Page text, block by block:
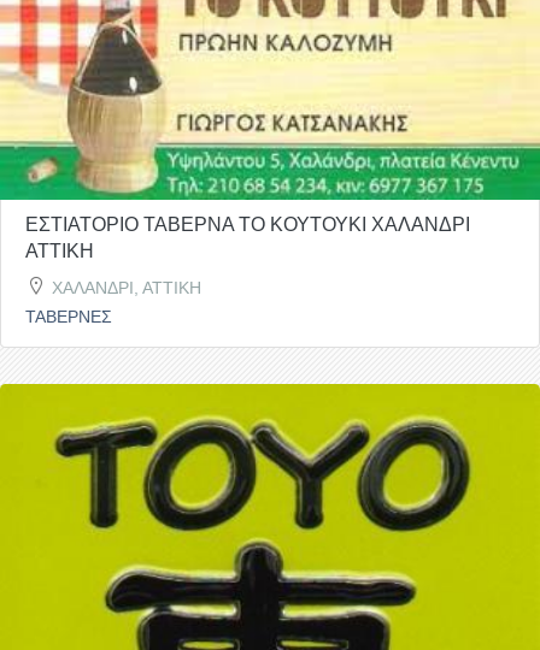
ΕΣΤΙΑΤΟΡΙΟ ΤΑΒΕΡΝΑ ΤΟ ΚΟΥΤΟΥΚΙ ΧΑΛΑΝΔΡΙ
ΑΤΤΙΚΗ
ΧΑΛΑΝΔΡΙ, ΑΤΤΙΚΗ
ΤΑΒΕΡΝΕΣ